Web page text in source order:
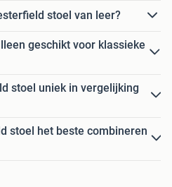
stoel van leer?
geschikt voor klassieke
stoel uniek in vergelijking
stoel het beste combineren